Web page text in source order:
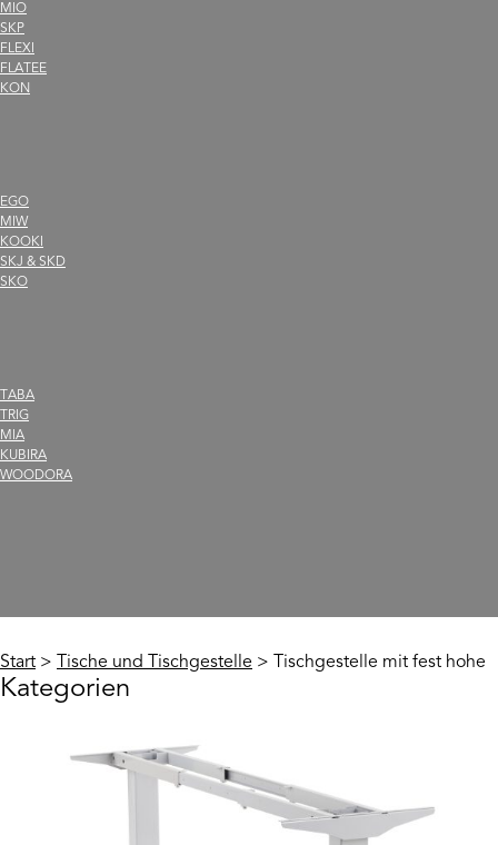
MIO
SKP
FLEXI
FLATEE
KON
EGO
MIW
KOOKI
SKJ & SKD
SKO
TABA
TRIG
MIA
KUBIRA
WOODORA
Start > Tische und Tischgestelle > Tischgestelle mit fest hohe
Kategorien